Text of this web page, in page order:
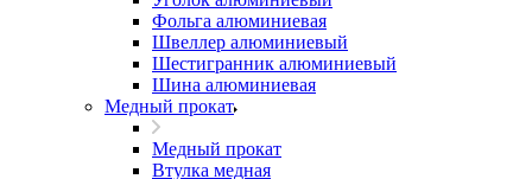
Фольга алюминиевая
Швеллер алюминиевый
Шестигранник алюминиевый
Шина алюминиевая
Медный прокат
Медный прокат
Втулка медная